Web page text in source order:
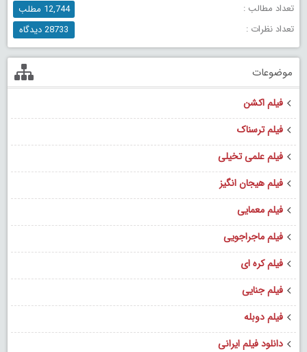
تعداد مطالب :
12,744 مطلب
تعداد نظرات :
28733 دیدگاه
موضوعات
فیلم اکشن
فیلم ترسناک
فیلم علمی تخیلی
فیلم هیجان انگیز
فیلم معمایی
فیلم ماجراجویی
فیلم کره ای
فیلم جنایی
فیلم دوبله
دانلود فیلم ایرانی